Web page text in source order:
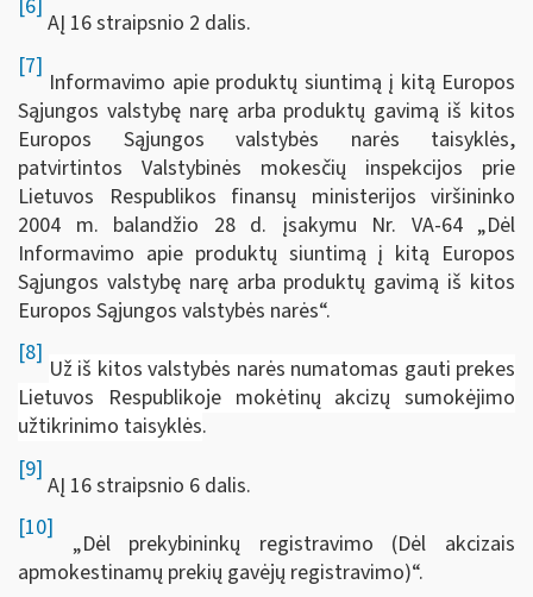
[6]
AĮ 16 straipsnio 2 dalis.
[7]
Informavimo apie produktų siuntimą į kitą Europos
Sąjungos valstybę narę arba produktų gavimą iš kitos
Europos Sąjungos valstybės narės taisyklės,
patvirtintos Valstybinės mokesčių inspekcijos prie
Lietuvos Respublikos finansų ministerijos viršininko
2004 m. balandžio 28 d. įsakymu Nr. VA-64 „Dėl
Informavimo apie produktų siuntimą į kitą Europos
Sąjungos valstybę narę arba produktų gavimą iš kitos
Europos Sąjungos valstybės narės“.
[8]
Už iš kitos valstybės narės numatomas gauti prekes
Lietuvos Respublikoje mokėtinų akcizų sumokėjimo
užtikrinimo taisyklės.
[9]
AĮ 16 straipsnio 6 dalis.
[10]
„Dėl prekybininkų registravimo (Dėl akcizais
apmokestinamų prekių gavėjų registravimo)“.